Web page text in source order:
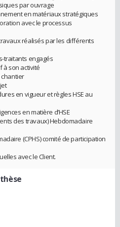
par ouvrage
en matériaux stratégiques
avec le processus
réalisés par les différents
traitants engagés
à son activité
chantier
en vigueur et règles HSE au
en matière d’HSE
des travaux) Hebdomadaire
(CPHS) comité de participation
avec le Client.